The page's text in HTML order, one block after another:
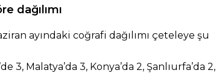
dağılımı
ayındaki coğrafi dağılımı çeteleye şu
3, Malatya’da 3, Konya’da 2, Şanlıurfa’da 2,